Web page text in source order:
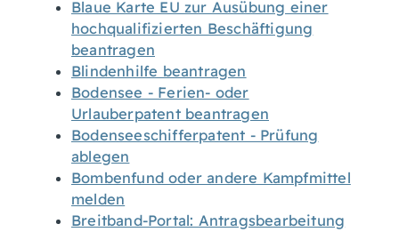
Blaue Karte EU zur Ausübung einer
hochqualifizierten Beschäftigung
beantragen
Blindenhilfe beantragen
Bodensee - Ferien- oder
Urlauberpatent beantragen
Bodenseeschifferpatent - Prüfung
ablegen
Bombenfund oder andere Kampfmittel
melden
Breitband-Portal: Antragsbearbeitung